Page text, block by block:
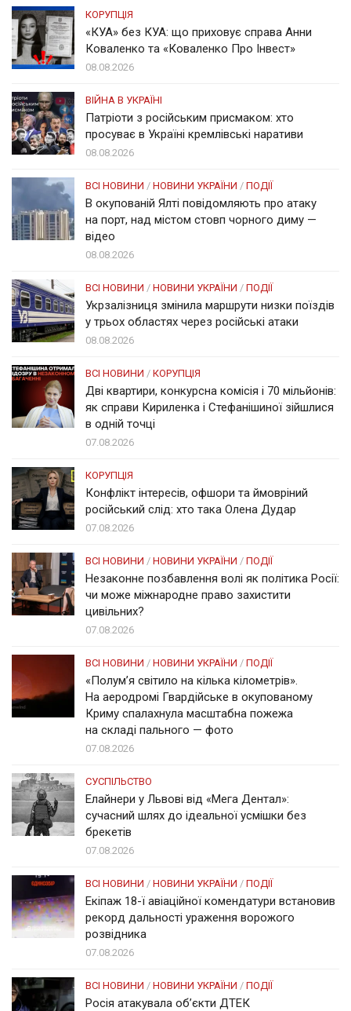
КОРУПЦІЯ
«КУА» без КУА: що приховує справа Анни
Коваленко та «Коваленко Про Інвест»
08.08.2026
ВІЙНА В УКРАЇНІ
Патріоти з російським присмаком: хто
просуває в Україні кремлівські наративи
08.08.2026
ВСІ НОВИНИ / НОВИНИ УКРАЇНИ / ПОДІЇ
В окупованій Ялті повідомляють про атаку
на порт, над містом стовп чорного диму —
відео
08.08.2026
ВСІ НОВИНИ / НОВИНИ УКРАЇНИ / ПОДІЇ
Укрзалізниця змінила маршрути низки поїздів
у трьох областях через російські атаки
08.08.2026
ВСІ НОВИНИ / КОРУПЦІЯ
Дві квартири, конкурсна комісія і 70 мільйонів:
як справи Кириленка і Стефанішиної зійшлися
в одній точці
07.08.2026
КОРУПЦІЯ
Конфлікт інтересів, офшори та ймовріний
російський слід: хто така Олена Дудар
07.08.2026
ВСІ НОВИНИ / НОВИНИ УКРАЇНИ / ПОДІЇ
Незаконне позбавлення волі як політика Росії:
чи може міжнародне право захистити
цивільних?
07.08.2026
ВСІ НОВИНИ / НОВИНИ УКРАЇНИ / ПОДІЇ
«Полум’я світило на кілька кілометрів».
На аеродромі Гвардійське в окупованому
Криму спалахнула масштабна пожежа
на складі пального — фото
07.08.2026
СУСПІЛЬСТВО
Елайнери у Львові від «Мега Дентал»:
сучасний шлях до ідеальної усмішки без
брекетів
07.08.2026
ВСІ НОВИНИ / НОВИНИ УКРАЇНИ / ПОДІЇ
Екіпаж 18-ї авіаційної комендатури встановив
рекорд дальності ураження ворожого
розвідника
07.08.2026
ВСІ НОВИНИ / НОВИНИ УКРАЇНИ / ПОДІЇ
Росія атакувала об’єкти ДТЕК